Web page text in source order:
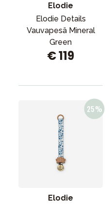
Elodie
Elodie Details
Vauvapesä Mineral
Green
€ 119
Elodie